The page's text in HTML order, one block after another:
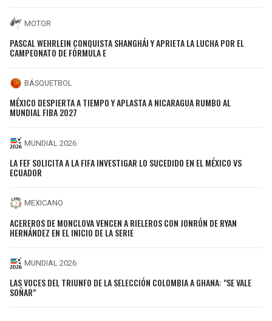
MOTOR
PASCAL WEHRLEIN CONQUISTA SHANGHÁI Y APRIETA LA LUCHA POR EL
CAMPEONATO DE FÓRMULA E
BÁSQUETBOL
MÉXICO DESPIERTA A TIEMPO Y APLASTA A NICARAGUA RUMBO AL
MUNDIAL FIBA 2027
MUNDIAL 2026
LA FEF SOLICITA A LA FIFA INVESTIGAR LO SUCEDIDO EN EL MÉXICO VS
ECUADOR
MEXICANO
ACEREROS DE MONCLOVA VENCEN A RIELEROS CON JONRÓN DE RYAN
HERNÁNDEZ EN EL INICIO DE LA SERIE
MUNDIAL 2026
LAS VOCES DEL TRIUNFO DE LA SELECCIÓN COLOMBIA A GHANA: "SE VALE
SOÑAR"